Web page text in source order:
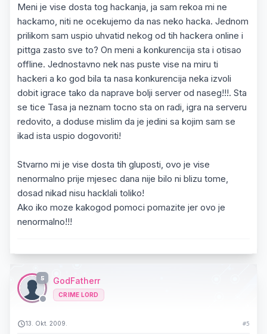
Meni je vise dosta tog hackanja, ja sam rekoa mi ne
hackamo, niti ne ocekujemo da nas neko hacka. Jednom
prilikom sam uspio uhvatid nekog od tih hackera online i
pittga zasto sve to? On meni a konkurencija sta i otisao
offline. Jednostavno nek nas puste vise na miru ti
hackeri a ko god bila ta nasa konkurencija neka izvoli
dobit igrace tako da naprave bolji server od naseg!!!. Sta
se tice Tasa ja neznam tocno sta on radi, igra na serveru
redovito, a doduse mislim da je jedini sa kojim sam se
ikad ista uspio dogovoriti!
Stvarno mi je vise dosta tih gluposti, ovo je vise
nenormalno prije mjesec dana nije bilo ni blizu tome,
dosad nikad nisu hacklali toliko!
Ako iko moze kakogod pomoci pomazite jer ovo je
nenormalno!!!
5 GodFatherr
CRIME LORD
13. Okt. 2009. #5